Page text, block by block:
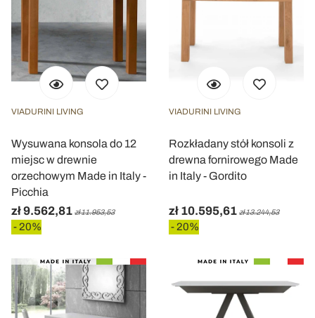
VIADURINI LIVING
Wysuwana konsola do 12
miejsc w drewnie
orzechowym Made in Italy -
Picchia
zł 9.562,81 zł 11.953,53
- 20%
VIADURINI LIVING
Rozkładany stół konsoli z
drewna fornirowego Made
in Italy - Gordito
zł 10.595,61 zł 13.244,53
- 20%